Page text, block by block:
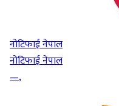
नोटिफाई नेपाल
नोटिफाई नेपाल
—,